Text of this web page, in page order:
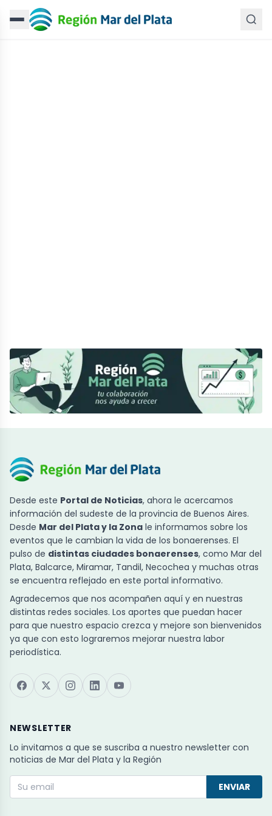
Desde este Portal de Noticias, ahora le acercamos
información del sudeste de la provincia de Buenos Aires.
Desde Mar del Plata y la Zona le informamos sobre los
eventos que le cambian la vida de los bonaerenses. El
pulso de distintas ciudades bonaerenses, como Mar del
Plata, Balcarce, Miramar, Tandil, Necochea y muchas otras
se encuentra reflejado en este portal informativo.
Agradecemos que nos acompañen aquí y en nuestras
distintas redes sociales. Los aportes que puedan hacer
para que nuestro espacio crezca y mejore son bienvenidos
ya que con esto lograremos mejorar nuestra labor
periodística.
NEWSLETTER
Lo invitamos a que se suscriba a nuestro newsletter con
noticias de Mar del Plata y la Región
ENVIAR